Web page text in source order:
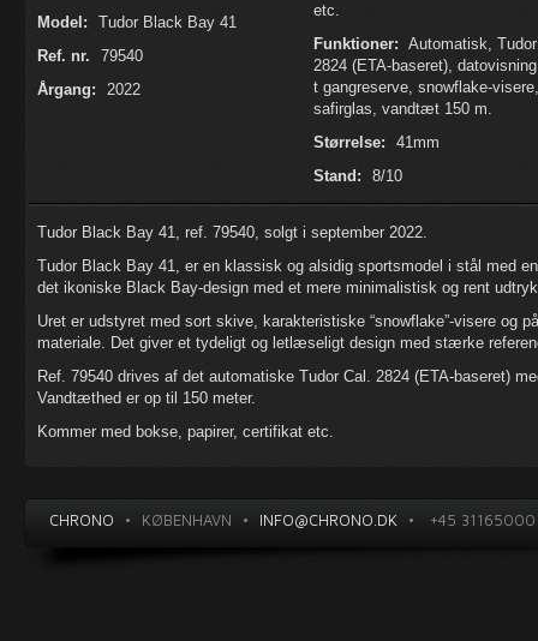
Model:
Tudor Black Bay 41
Ref. nr.
79540
Årgang:
2022
etc.
Funktioner: Automatisk,
2824 (ETA-baseret),
t gangreserve, snowflake-visere,
safirglas, vandtæt 150 m.
Størrelse:
41mm
Stand:
8/10
Tudor Black Bay 41, ref. 79540, solgt i september 2022.
Tudor Black Bay 41, er en klassisk og alsidig sportsmodel i stål med
det ikoniske Black Bay-design med et mere minimalistisk og rent
Uret er udstyret med sort skive, karakteristiske “snowflake”-visere og
materiale. Det giver et tydeligt og letlæseligt design med stærke
Ref. 79540 drives af det automatiske Tudor Cal. 2824 (ETA-baseret)
Vandtæthed er op til 150 meter.
Kommer med bokse, papirer, certifikat etc.
CHRONO • KØBENHAVN • INFO@CHRONO.DK • +45 31165000